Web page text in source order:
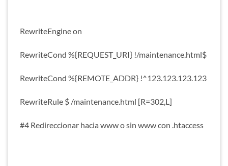
RewriteEngine on
RewriteCond %{REQUEST_URI} !/maintenance.html$
RewriteCond %{REMOTE_ADDR} !^123.123.123.123
RewriteRule $ /maintenance.html [R=302,L]
#4 Redireccionar hacia www o sin www con .htaccess